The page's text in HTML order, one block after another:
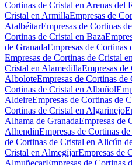
Cortinas de Cristal en Arenas del
Cristal en ArmillaEmpresas de
AtalbéitarEmpresas de Cortinas
Cortinas de Cristal en Baza
de GranadaEmpresas de Cortinas
Empresas de Cortinas de Cristal
Cristal en AlamedillaEmpresas
AlboloteEmpresas de Cortinas
Cortinas de Cristal en Albuñol
AldeireEmpresas de Cortinas de
Cortinas de Cristal en Algarinejo
Alhama de GranadaEmpresas de
AlhendinEmpresas de Cortinas
de Cortinas de Cristal en Alicún
Cristal en AlmegíjarEmpresas de